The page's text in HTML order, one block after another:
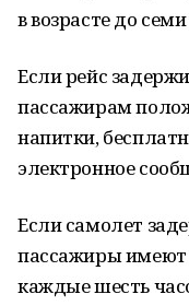
в возрасте до
Если рейс
пассажирам
напитки,
электронное
Если самолет
пассажиры имеют
каждые шесть